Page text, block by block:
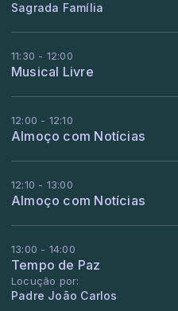
Sagrada Família
11:30 - 12:00
Musical Livre
12:00 - 12:10
Almoço com Notícias
12:10 - 13:00
Almoço com Notícias
13:00 - 14:00
Tempo de Paz
Locução por:
Padre João Carlos